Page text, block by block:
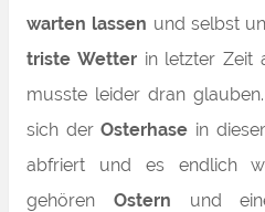
warten lassen und selbst
triste Wetterin letzter Zeit
musste leider dran
sich derOsterhase in
abfriert und es endlich
gehören Ostern und